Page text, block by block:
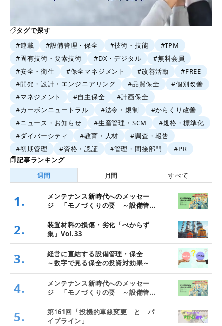
タグで探す
#連載
#設備管理・保全 #技術・技能
#TPM
#固有技術・要素技術
#DX・デジタル
#無料会員
#安全・衛生
#保全マネジメント #改善活動
#FREE
#開発・設計・エンジニアリング
#品質保全
#個別改善
#マネジメント
#自主保全
#計画保全
#カーボンニュートラル
#法令・規制
#からくり改善
#ニュース・お知らせ
#生産管理・SCM
#規格・標準化
#ダイバーシティ
#教育・人材
#調査・報告
#初期管理
#資格・認証 #管理・間接部門
#PR
記事ランキング
週間
月間 すべて
1.
メンテナンス新時代へのメッセー
ジ 「モノづくりの要 ～設備管
理・保全と価値創造～」
2.
装置材料の損傷・劣化「べからず
集」Vol.33
3.
経営に直結する設備管理・保全
～数字で見る保全の投資対効果～
4.
メンテナンス新時代へのメッセー
ジ 「モノづくりの要 ～設備管
理・保全と価値創造～」
5.
第161回「投機的車線変更 と パ
イプライン」